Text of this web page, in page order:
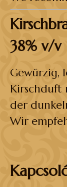
38% v/v
Gewürzig,
Kirschduft
der
Wir